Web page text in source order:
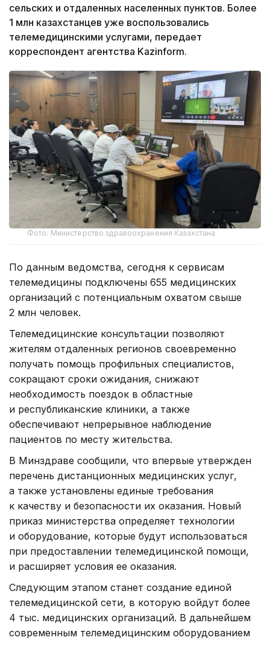
сельских и отдаленных населенных пунктов. Более
1 млн казахстанцев уже воспользовались
телемедицинскими услугами, передает
корреспондент агентства Kazinform.
Фото: Министерство здравоохранения Казахстана
По данным ведомства, сегодня к сервисам
телемедицины подключены 655 медицинских
организаций с потенциальным охватом свыше
2 млн человек.
Телемедицинские консультации позволяют
жителям отдаленных регионов своевременно
получать помощь профильных специалистов,
сокращают сроки ожидания, снижают
необходимость поездок в областные
и республиканские клиники, а также
обеспечивают непрерывное наблюдение
пациентов по месту жительства.
В Минздраве сообщили, что впервые утвержден
перечень дистанционных медицинских услуг,
а также установлены единые требования
к качеству и безопасности их оказания. Новый
приказ министерства определяет технологии
и оборудование, которые будут использоваться
при предоставлении телемедицинской помощи,
и расширяет условия ее оказания.
Следующим этапом станет создание единой
телемедицинской сети, в которую войдут более
4 тыс. медицинских организаций. В дальнейшем
современным телемедицинским оборудованием